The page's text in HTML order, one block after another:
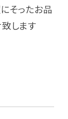
そったお品
します